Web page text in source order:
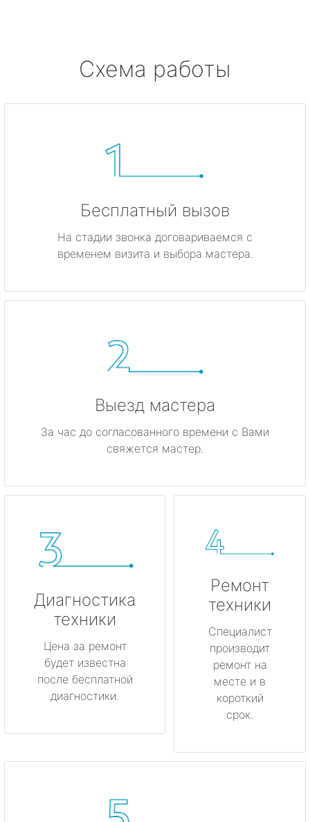
Схема работы
Бесплатный вызов
На стадии звонка договариваемся с
временем визита и выбора мастера.
Выезд мастера
За час до согласованного времени с Вами
свяжется мастер.
Диагностика
техники
Цена за ремонт
будет известна
после бесплатной
диагностики.
Ремонт
техники
Специалист
производит
ремонт на
месте и в
короткий
срок.